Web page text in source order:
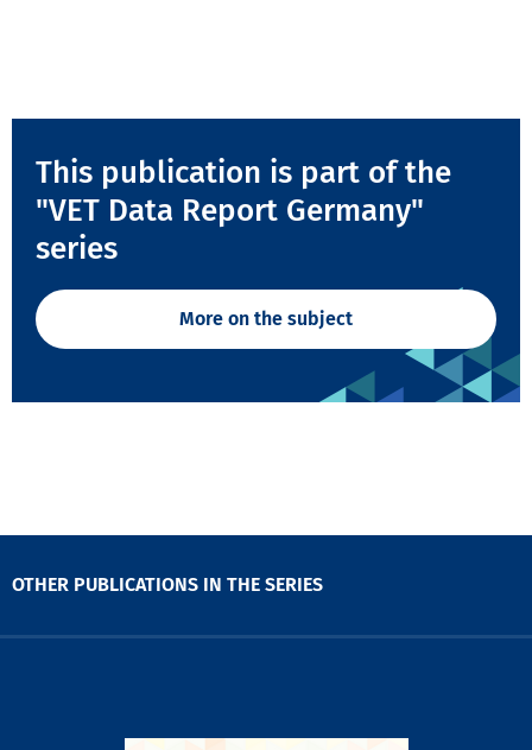
This publication is part of the
"VET Data Report Germany"
series
More on the subject
OTHER PUBLICATIONS IN THE SERIES